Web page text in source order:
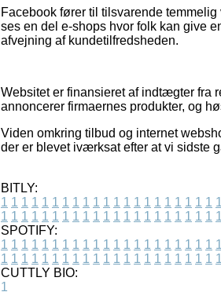
Facebook fører til tilsvarende
ses en del e-shops hvor folk kan give
afvejning af kundetilfredsheden.
Websitet er finansieret af indtægter fra
annoncerer firmaernes produkter, og
Viden omkring tilbud og internet
der er blevet iværksat efter at vi sidste
BITLY:
1 1 1 1 1 1 1 1 1 1 1 1 1 1 1 1 1 1 1 1 1 1
1 1 1 1 1 1 1 1 1 1 1 1 1 1 1 1 1 1 1 1 1 1
SPOTIFY:
1 1 1 1 1 1 1 1 1 1 1 1 1 1 1 1 1 1 1 1 1 1
1 1 1 1 1 1 1 1 1 1 1 1 1 1 1 1 1 1 1 1 1 1
CUTTLY BIO:
1